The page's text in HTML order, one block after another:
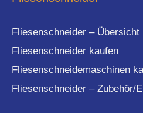
Fliesenschneider – Übersicht
Fliesenschneider kaufen
Fliesenschneidemaschinen
Fliesenschneider – Zubehör/